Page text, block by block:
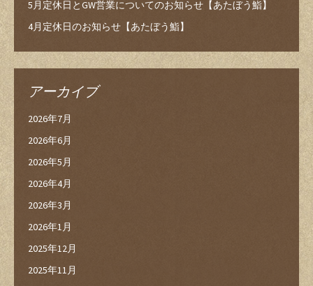
5月定休日とGW営業についてのお知らせ【あたぼう鮨】
4月定休日のお知らせ【あたぼう鮨】
アーカイブ
2026年7月
2026年6月
2026年5月
2026年4月
2026年3月
2026年1月
2025年12月
2025年11月